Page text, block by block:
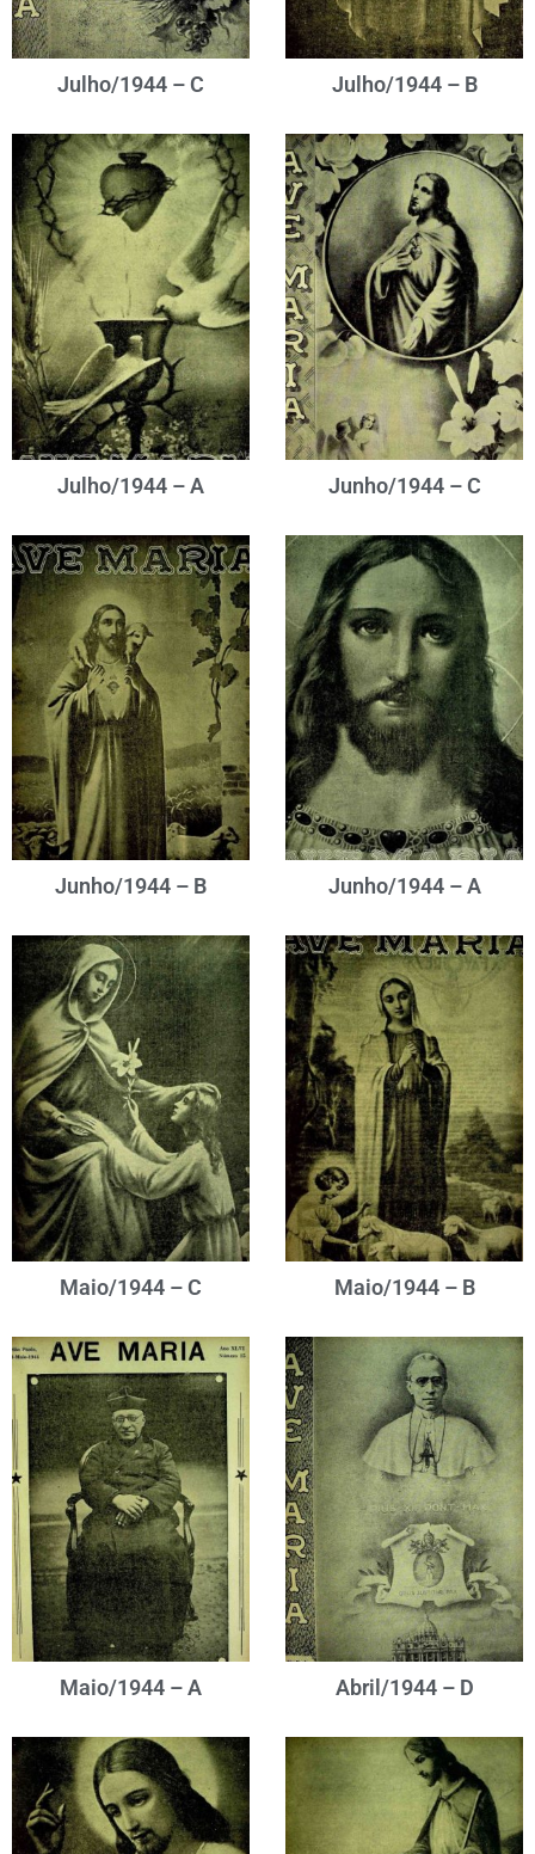
Julho/1944 – C Julho/1944 – B
Julho/1944 – A Junho/1944 – C
Junho/1944 – B Junho/1944 – A
Maio/1944 – C Maio/1944 – B
Maio/1944 – A Abril/1944 – D